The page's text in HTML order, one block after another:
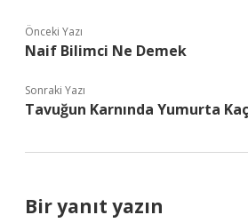
Önceki Yazı
Naif Bilimci Ne Demek
Sonraki Yazı
Tavuğun Karnında Yumurta
Bir yanıt yazın